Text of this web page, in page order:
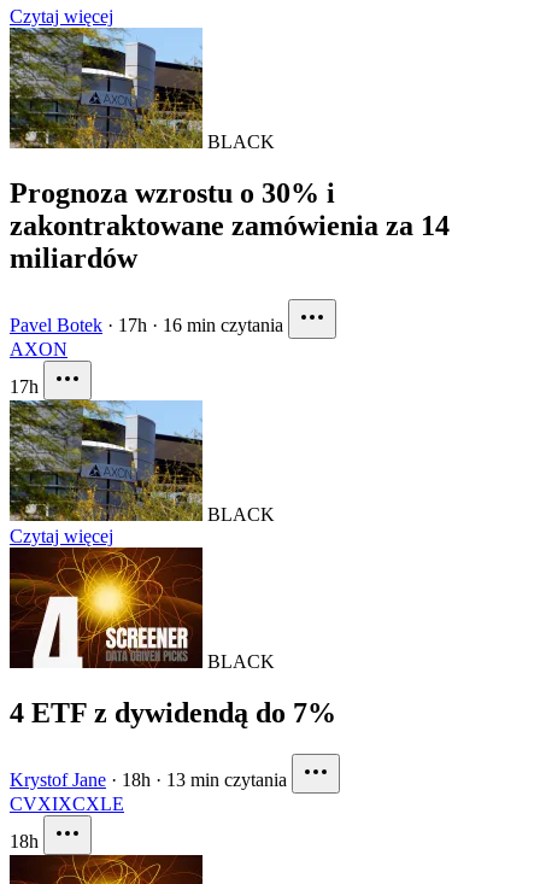
Czytaj więcej
BLACK
Prognoza wzrostu o 30% i
zakontraktowane zamówienia za 14
miliardów
Pavel Botek · 17h · 16 min czytania
AXON
17h
BLACK
Czytaj więcej
BLACK
4 ETF z dywidendą do 7%
Krystof Jane · 18h · 13 min czytania
CVXIXCXLE
18h